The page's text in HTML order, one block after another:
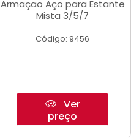
Armaçao Aço para Estante
Mista 3/5/7
Código: 9456
Ver
preço